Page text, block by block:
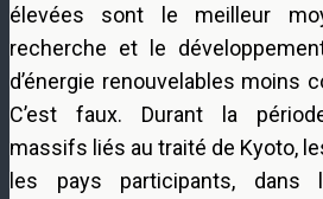
élevées sont le meilleur
recherche et le
d’énergie renouvelables moins
C’est faux. Durant la
massifs liés au traité de Kyoto,
les pays participants,